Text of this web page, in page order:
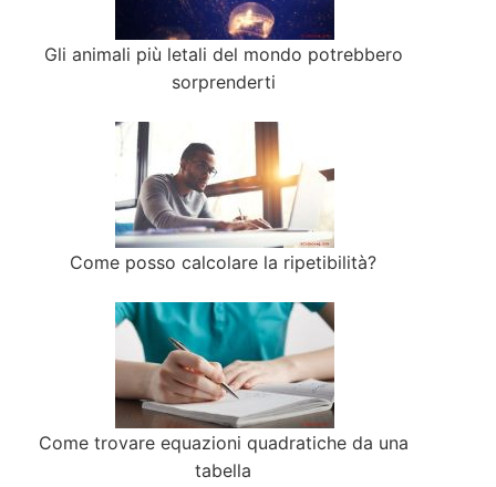
Gli animali più letali del mondo potrebbero
sorprenderti
Come posso calcolare la ripetibilità?
Come trovare equazioni quadratiche da una
tabella